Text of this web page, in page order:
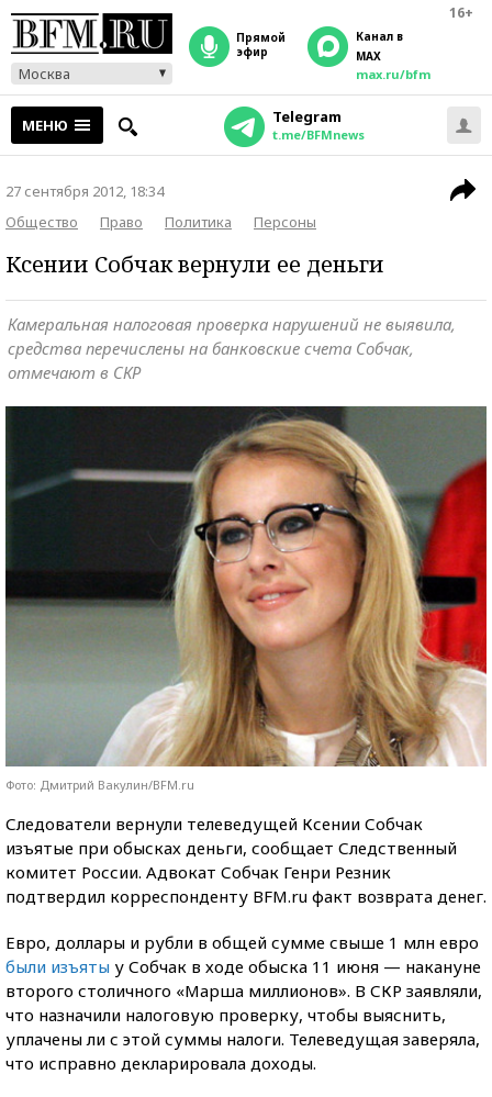
16+
Москва
прямой
эфир
Канал в
MAX
max.ru/bfm
МЕНЮ Telegram
t.me/BFMnews
27 сентября 2012, 18:34
Общество
Право Политика Персоны
Ксении Собчак вернули ее деньги
Камеральная налоговая проверка нарушений не выявила,
средства перечислены на банковские счета Собчак,
отмечают в СКР
Фото: Дмитрий Вакулин/BFM.ru
Следователи вернули телеведущей Ксении Собчак
изъятые при обысках деньги, сообщает Следственный
комитет России. Адвокат Собчак Генри Резник
подтвердил корреспонденту BFM.ru факт возврата денег.
Евро, доллары и рубли в общей сумме свыше 1 млн евро
были изъяты у Собчак в ходе обыска 11 июня — накануне
второго столичного «Марша миллионов». В СКР заявляли,
что назначили налоговую проверку, чтобы выяснить,
уплачены ли с этой суммы налоги. Телеведущая заверяла,
что исправно декларировала доходы.